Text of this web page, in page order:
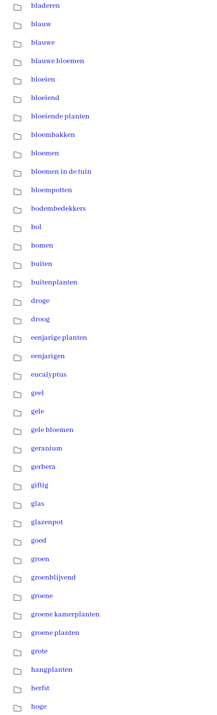
bladeren
blauw
blauwe
blauwe bloemen
bloeien
bloeiend
bloeiende planten
bloembakken
bloemen
bloemen in de tuin
bloempotten
bodembedekkers
bol
bomen
buiten
buitenplanten
droge
droog
eenjarige planten
eenjarigen
eucalyptus
geel
gele
gele bloemen
geranium
gerbera
giftig
glas
glazenpot
goed
groen
groenblijvend
groene
groene kamerplanten
groene planten
grote
hangplanten
herfst
hoge